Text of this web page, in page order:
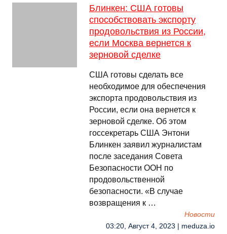
Блинкен: США готовы
способствовать экспорту
продовольствия из России,
если Москва вернется к
зерновой сделке
США готовы сделать все
необходимое для обеспечения
экспорта продовольствия из
России, если она вернется к
зерновой сделке. Об этом
госсекретарь США Энтони
Блинкен заявил журналистам
после заседания Совета
Безопасности ООН по
продовольственной
безопасности. «В случае
возвращения к …
Новости
03:20, Август 4, 2023 | meduza.io